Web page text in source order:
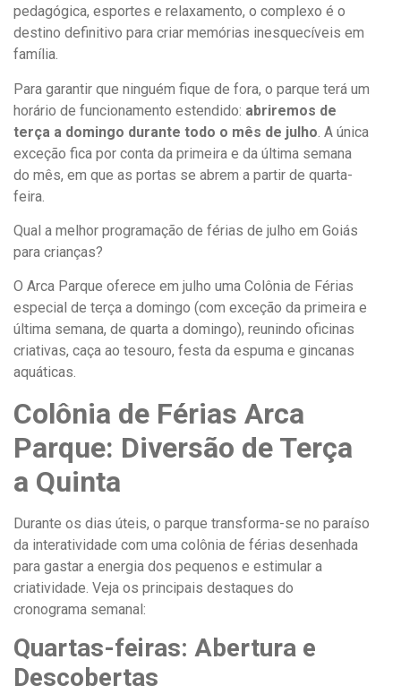
pedagógica, esportes e relaxamento, o complexo é o
destino definitivo para criar memórias inesquecíveis em
família.
Para garantir que ninguém fique de fora, o parque terá um
horário de funcionamento estendido: abriremos de
terça a domingo durante todo o mês de julho . A única
exceção fica por conta da primeira e da última semana
do mês, em que as portas se abrem a partir de quarta-
feira.
Qual a melhor programação de férias de julho em Goiás
para crianças?
O Arca Parque oferece em julho uma Colônia de Férias
especial de terça a domingo (com exceção da primeira e
última semana, de quarta a domingo), reunindo oficinas
criativas, caça ao tesouro, festa da espuma e gincanas
aquáticas.
Colônia de Férias Arca
Parque: Diversão de Terça
a Quinta
Durante os dias úteis, o parque transforma-se no paraíso
da interatividade com uma colônia de férias desenhada
para gastar a energia dos pequenos e estimular a
criatividade. Veja os principais destaques do
cronograma semanal:
Quartas-feiras: Abertura e
Descobertas